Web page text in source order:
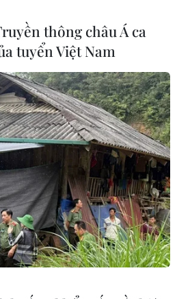
thông châu Á ca
tuyển Việt Nam